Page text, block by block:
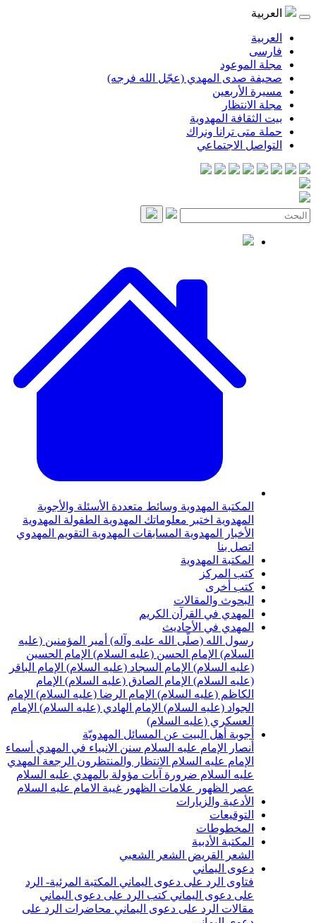
المهدي (عجّل الله فرجه)
المهدوية
ترانا ونراك
الاجتماعي
المهدويةوسائط متعددةالأسئلة والأجوبة
اختبر معلوماتك المهدويةالطفولة المهدوية
المهدويةالمسابقات المهدويةالتقويم المهدوي
المهدوية
والمقالات
في القرآن الكريم
في الأحاديث
الله (صلّى الله عليه وآله) أمير المؤمنين (عليه
الإمام الحسن (عليه السلام) الإمام الحسين
الإمام السجاد (عليه السلام) الإمام الباقر
الإمام الصادق (عليه السلام) الإمام
(عليه السلام) الإمام الرضا (عليه السلام) الإمام
(عليه السلام) الإمام الهادي (عليه السلام) الإمام
(عليه السلام)
أهل البيت عن المسائل المهدويّة
الإمام عليه السلامسنن الانبياء في المهديأسماء
عليه السلامالانتظار والمنتظرونالرجعةالمهدي
السلام ضرورة آيات مؤولة بالمهدي عليه السلام
علامات الظهورغيبة الامام عليه السلام
والزيارات
الأدبية
الشعر الشعبي
اليماني
الرد على دعوى اليماني المكتبة المرئية- الرد
دعوى اليماني كتب الرد على دعوى اليماني
الرد على دعوى اليماني محاضرات الرد على